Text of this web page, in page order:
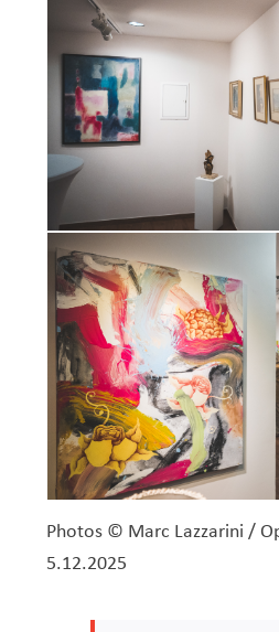
Photos © Marc Lazzarini /
5.12.2025